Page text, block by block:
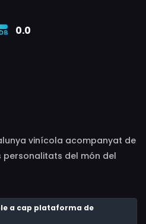
0.0
vinícola acompanyat de
personalitats del món del
singularitat genètica,
mig camí entre el
aquesta obra pretén
va arribar a Catalunya fa
a cap plataforma de